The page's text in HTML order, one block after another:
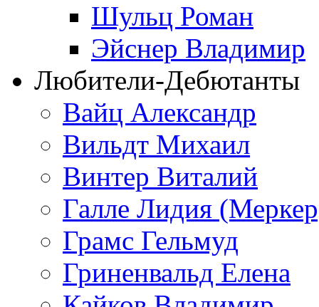
Шульц Роман
Эйснер Владимир
Любители-Дебютанты
Вайц Александр
Вильдт Михаил
Винтер Виталий
Галле Лидия
Грамс Гельмуд
Гриненвальд Елена